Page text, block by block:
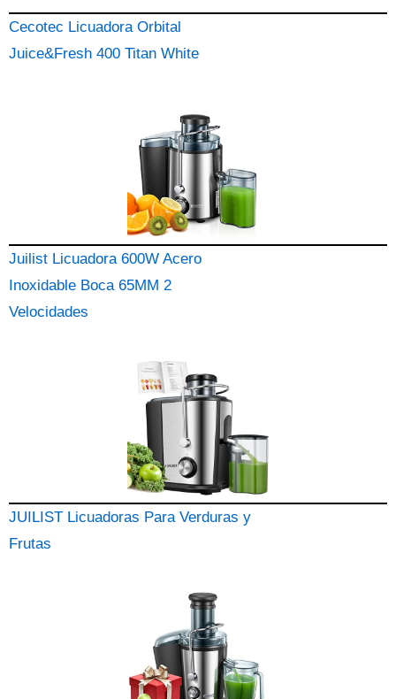
Cecotec Licuadora Orbital
Juice&Fresh 400 Titan White
Juilist Licuadora 600W Acero
Inoxidable Boca 65MM 2
Velocidades
JUILIST Licuadoras Para Verduras y
Frutas